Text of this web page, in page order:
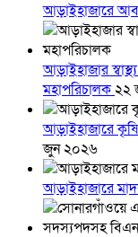
আড়াইহাজারে
আড়াইহাজার
মহাপরিচালক২২
আড়াইহাজারে
জুন ২০২৬
আড়াইহাজারে